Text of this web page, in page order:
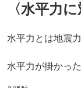
〈水平力
水平力とは地震
水平力が掛かっ